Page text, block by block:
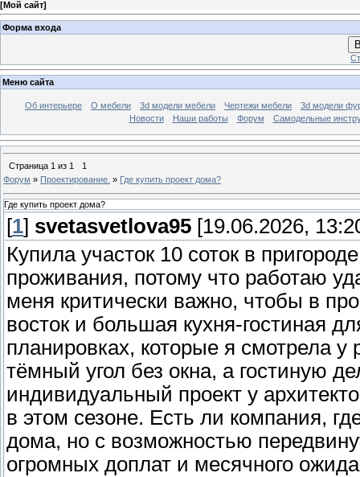
[Мой сайт]
Форма входа
Меню сайта
Об интерьере О мебели 3d модели мебели Чертежи мебели
3d модели
Новости
Наши работы Форум Самодельные
Страница 1 из 1
1
Форум » Проектирование. » Где купить проект дома?
Где купить проект дома?
[1] svetasvetlova95 [19.06.2026,
Купила участок 10 соток в
проживания, потому что работаю
меня критически важно, чтобы в
восток и большая кухня-гостиная
планировках, которые я смотрела у
тёмный угол без окна, а гостиную
индивидуальный проект у
в этом сезоне. Есть ли компания,
дома, но с возможностью
огромных доплат и месячного